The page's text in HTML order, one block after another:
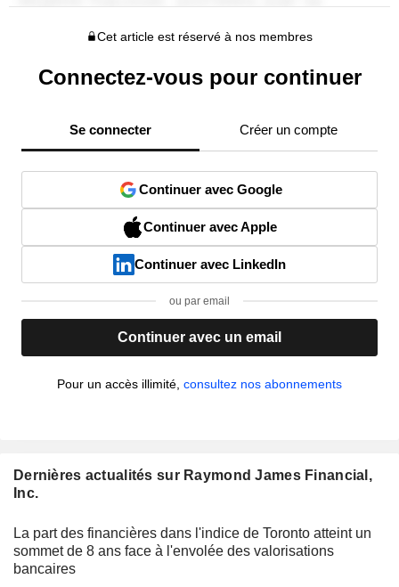
Cet article est réservé à nos membres
Connectez-vous pour continuer
Se connecter Créer un compte
Continuer avec Google
Continuer avec Apple
Continuer avec LinkedIn
ou par email
Continuer avec un email
Pour un accès illimité, consultez nos abonnements
Dernières actualités sur Raymond James Financial,
Inc.
La part des financières dans l'indice de Toronto atteint un
sommet de 8 ans face à l'envolée des valorisations
bancaires